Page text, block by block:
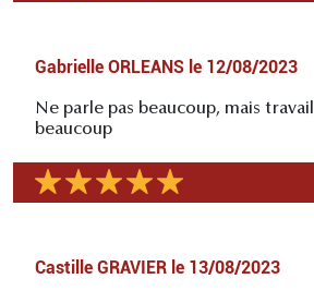
Gabrielle ORLEANS le 12/08/2023
Ne parle pas beaucoup, mais travail
beaucoup
Castille GRAVIER le 13/08/2023